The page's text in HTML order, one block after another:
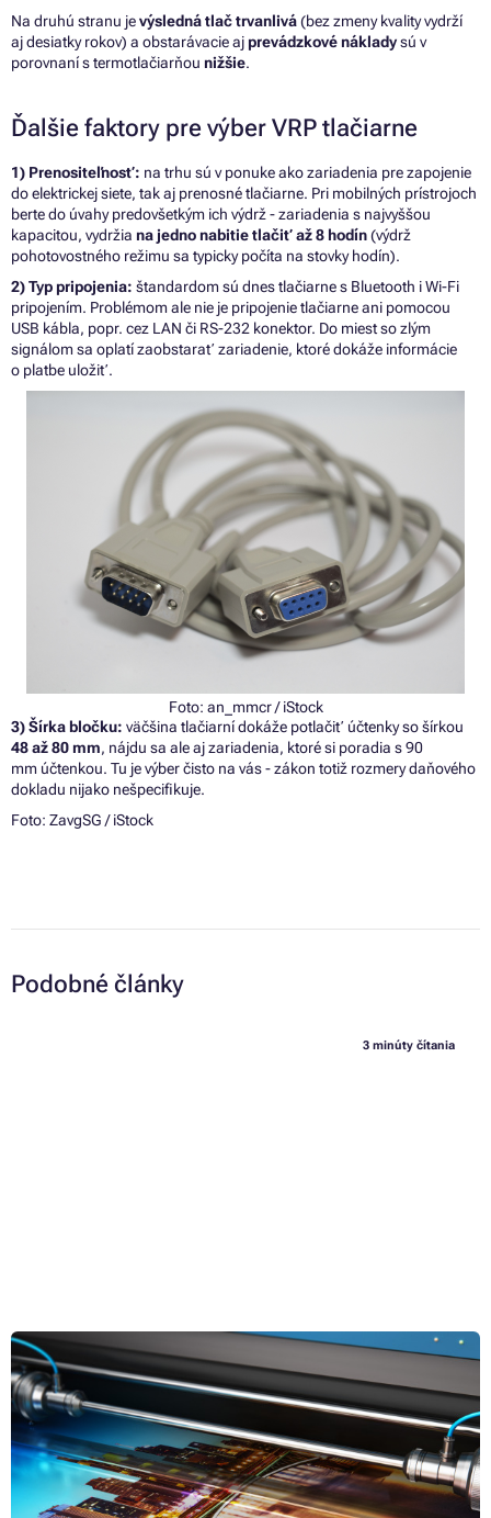
Na druhú stranu jevýsledná tlač trvanlivá(bez zmeny kvality vydrží
aj desiatky rokov) a obstarávacie ajprevádzkové nákladysú v
porovnaní s termotlačiarňou nižšie.
Ďalšie faktory pre výber VRP tlačiarne
1) Prenositeľnosť: na trhu sú v ponuke ako zariadenia pre zapojenie
do elektrickej siete, tak aj prenosné tlačiarne. Pri mobilných prístrojoch
berte do úvahy predovšetkým ich výdrž - zariadenia s najvyššou
kapacitou, vydržia na jedno nabitie tlačiť až 8 hodín(výdrž
pohotovostného režimu sa typicky počíta na stovky hodín).
2) Typ pripojenia: štandardom sú dnes tlačiarne s Bluetooth i Wi-Fi
pripojením. Problémom ale nie je pripojenie tlačiarne ani pomocou
USB kábla, popr. cez LAN či RS-232 konektor. Do miest so zlým
signálom sa oplatí zaobstarať zariadenie, ktoré dokáže informácie
o platbe uložiť.
Foto: an_mmcr/ iStock
3) Šírka bločku: väčšina tlačiarní dokáže potlačiť účtenky so šírkou
48 až 80 mm, nájdu sa ale aj zariadenia, ktoré si poradia s 90
mm účtenkou. Tu je výber čisto na vás - zákon totiž rozmery daňového
dokladu nijako nešpecifikuje.
Foto: ZavgSG / iStock
Podobné články
3 minúty čítania
Ako fungujú termotlačiarne a podľa čoho ich vyberať?
Zvažujete kúpu termotlačiarne pre tlač etikiet alebo účteniek, ale
neviete, podľa čoho vyberať? V tomto článku vám prezradíme to
najdôležitejšie o termálnych tlačiarňach: ako sa medzi sebou líšia, k
čomu sa jednotlivé typy hodia aj na akom princípe pracujú.
Celý článok »